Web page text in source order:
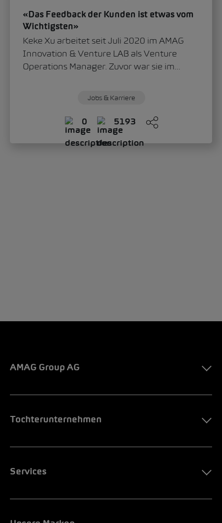
«Das Feedback der Kunden ist etwas vom
Wichtigsten»
Keke Xu arbeitet seit Juli 2020 im AMAG
Innovation & Venture LAB als Venture
Operations Manager. Zuvor war sie im...
Jobs & Karriere
0 5193
AMAG Group AG
Tochterunternehmen
Services